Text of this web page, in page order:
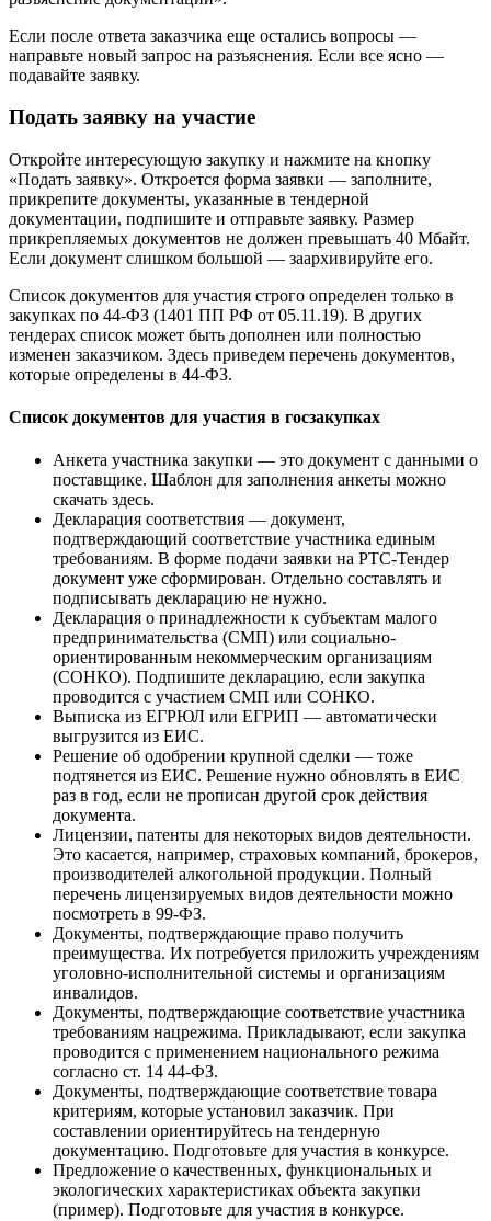
Если после ответа заказчика еще остались вопросы —
направьте новый запрос на разъяснения. Если все ясно —
подавайте заявку.
Подать заявку на участие
Откройте интересующую закупку и нажмите на кнопку
«Подать заявку». Откроется форма заявки — заполните,
прикрепите документы, указанные в тендерной
документации, подпишите и отправьте заявку. Размер
прикрепляемых документов не должен превышать 40 Мбайт.
Если документ слишком большой — заархивируйте его.
Список документов для участия строго определен только в
закупках по 44-ФЗ (1401 ПП РФ от 05.11.19). В других
тендерах список может быть дополнен или полностью
изменен заказчиком. Здесь приведем перечень документов,
которые определены в 44-ФЗ.
Список документов для участия в госзакупках
Анкета участника закупки — это документ с данными о
поставщике. Шаблон для заполнения анкеты можно
скачать здесь.
Декларация соответствия — документ,
подтверждающий соответствие участника единым
требованиям. В форме подачи заявки на РТС-Тендер
документ уже сформирован. Отдельно составлять и
подписывать декларацию не нужно.
Декларация о принадлежности к субъектам малого
предпринимательства (СМП) или социально-
ориентированным некоммерческим организациям
(СОНКО). Подпишите декларацию, если закупка
проводится с участием СМП или СОНКО.
Выписка из ЕГРЮЛ или ЕГРИП — автоматически
выгрузится из ЕИС.
Решение об одобрении крупной сделки — тоже
подтянется из ЕИС. Решение нужно обновлять в ЕИС
раз в год, если не прописан другой срок действия
документа.
Лицензии, патенты для некоторых видов деятельности.
Это касается, например, страховых компаний, брокеров,
производителей алкогольной продукции. Полный
перечень лицензируемых видов деятельности можно
посмотреть в 99-ФЗ.
Документы, подтверждающие право получить
преимущества. Их потребуется приложить учреждениям
уголовно-исполнительной системы и организациям
инвалидов.
Документы, подтверждающие соответствие участника
требованиям нацрежима. Прикладывают, если закупка
проводится с применением национального режима
согласно ст. 14 44-ФЗ.
Документы, подтверждающие соответствие товара
критериям, которые установил заказчик. При
составлении ориентируйтесь на тендерную
документацию. Подготовьте для участия в конкурсе.
Предложение о качественных, функциональных и
экологических характеристиках объекта закупки
(пример). Подготовьте для участия в конкурсе.